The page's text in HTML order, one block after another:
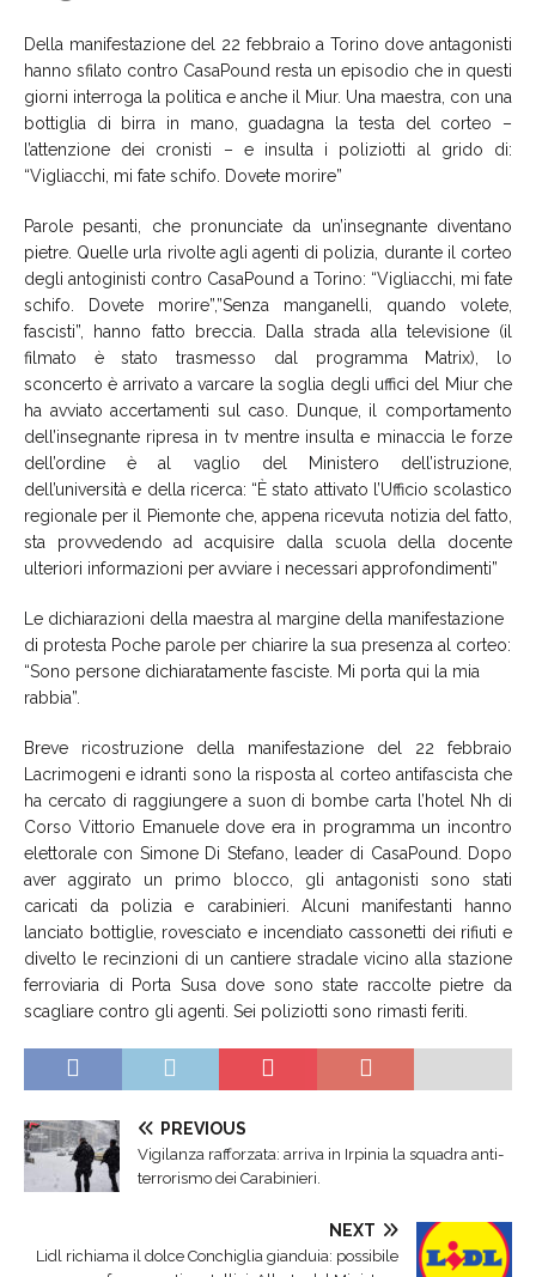
Della manifestazione del 22 febbraio a Torino dove antagonisti
hanno sfilato contro CasaPound resta un episodio che in questi
giorni interroga la politica e anche il Miur. Una maestra, con una
bottiglia di birra in mano, guadagna la testa del corteo –
l’attenzione dei cronisti – e insulta i poliziotti al grido di:
“Vigliacchi, mi fate schifo. Dovete morire”
Parole pesanti, che pronunciate da un’insegnante diventano
pietre. Quelle urla rivolte agli agenti di polizia, durante il corteo
degli antoginisti contro CasaPound a Torino: “Vigliacchi, mi fate
schifo. Dovete morire”,”Senza manganelli, quando volete,
fascisti”, hanno fatto breccia. Dalla strada alla televisione (il
filmato è stato trasmesso dal programma Matrix), lo
sconcerto è arrivato a varcare la soglia degli uffici del Miur che
ha avviato accertamenti sul caso. Dunque, il comportamento
dell’insegnante ripresa in tv mentre insulta e minaccia le forze
dell’ordine è al vaglio del Ministero dell’istruzione,
dell’università e della ricerca: “È stato attivato l’Ufficio scolastico
regionale per il Piemonte che, appena ricevuta notizia del fatto,
sta provvedendo ad acquisire dalla scuola della docente
ulteriori informazioni per avviare i necessari approfondimenti”
Le dichiarazioni della maestra al margine della manifestazione
di protesta Poche parole per chiarire la sua presenza al corteo:
“Sono persone dichiaratamente fasciste. Mi porta qui la mia
rabbia”.
Breve ricostruzione della manifestazione del 22 febbraio
Lacrimogeni e idranti sono la risposta al corteo antifascista che
ha cercato di raggiungere a suon di bombe carta l’hotel Nh di
Corso Vittorio Emanuele dove era in programma un incontro
elettorale con Simone Di Stefano, leader di CasaPound. Dopo
aver aggirato un primo blocco, gli antagonisti sono stati
caricati da polizia e carabinieri. Alcuni manifestanti hanno
lanciato bottiglie, rovesciato e incendiato cassonetti dei rifiuti e
divelto le recinzioni di un cantiere stradale vicino alla stazione
ferroviaria di Porta Susa dove sono state raccolte pietre da
scagliare contro gli agenti. Sei poliziotti sono rimasti feriti.
PREVIOUS
Vigilanza rafforzata: arriva in Irpinia la squadra anti-
terrorismo dei Carabinieri.
NEXT
Lidl richiama il dolce Conchiglia gianduia: possibile